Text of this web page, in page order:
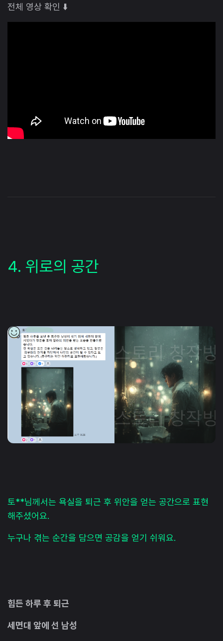
전체 영상 확인 ⬇️
4. 위로의 공간
토**님께서는 욕실을 퇴근 후 위안을 얻는 공간으로 표현
해주셨어요.
누구나 겪는 순간을 담으면 공감을 얻기 쉬워요.
힘든 하루 후 퇴근
세면대 앞에 선 남성